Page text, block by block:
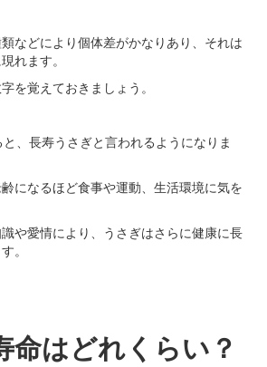
などにより個体差がかなりあり、それは
れます。
を覚えておきましょう。
、長寿うさぎと言われるようになりま
になるほど食事や運動、生活環境に気を
や愛情により、うさぎはさらに健康に長
。
命はどれくらい？